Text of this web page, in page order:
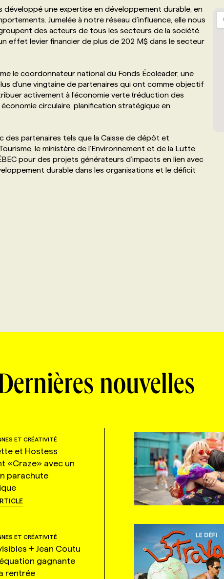
une expertise en développement durable, en
Jumelée à notre réseau d’influence, elle nous
des acteurs de tous les secteurs de la société.
effet levier financier de plus de 202 M$ dans le secteur
le coordonnateur national du Fonds Écoleader, une
d’une vingtaine de partenaires qui ont comme objectif
activement à l’économie verte (réduction des
circulaire, planification stratégique en
des partenaires tels que la Caisse de dépôt et
le ministère de l’Environnement et de la Lutte
pour des projets générateurs d’impacts en lien avec
durable dans les organisations et le déficit
nouvelles
ET CRÉATIVITÉ
et Hostess
«Craze» avec un
parachute
ET CRÉATIVITÉ
+ Jean Coutu
gagnante
rentrée